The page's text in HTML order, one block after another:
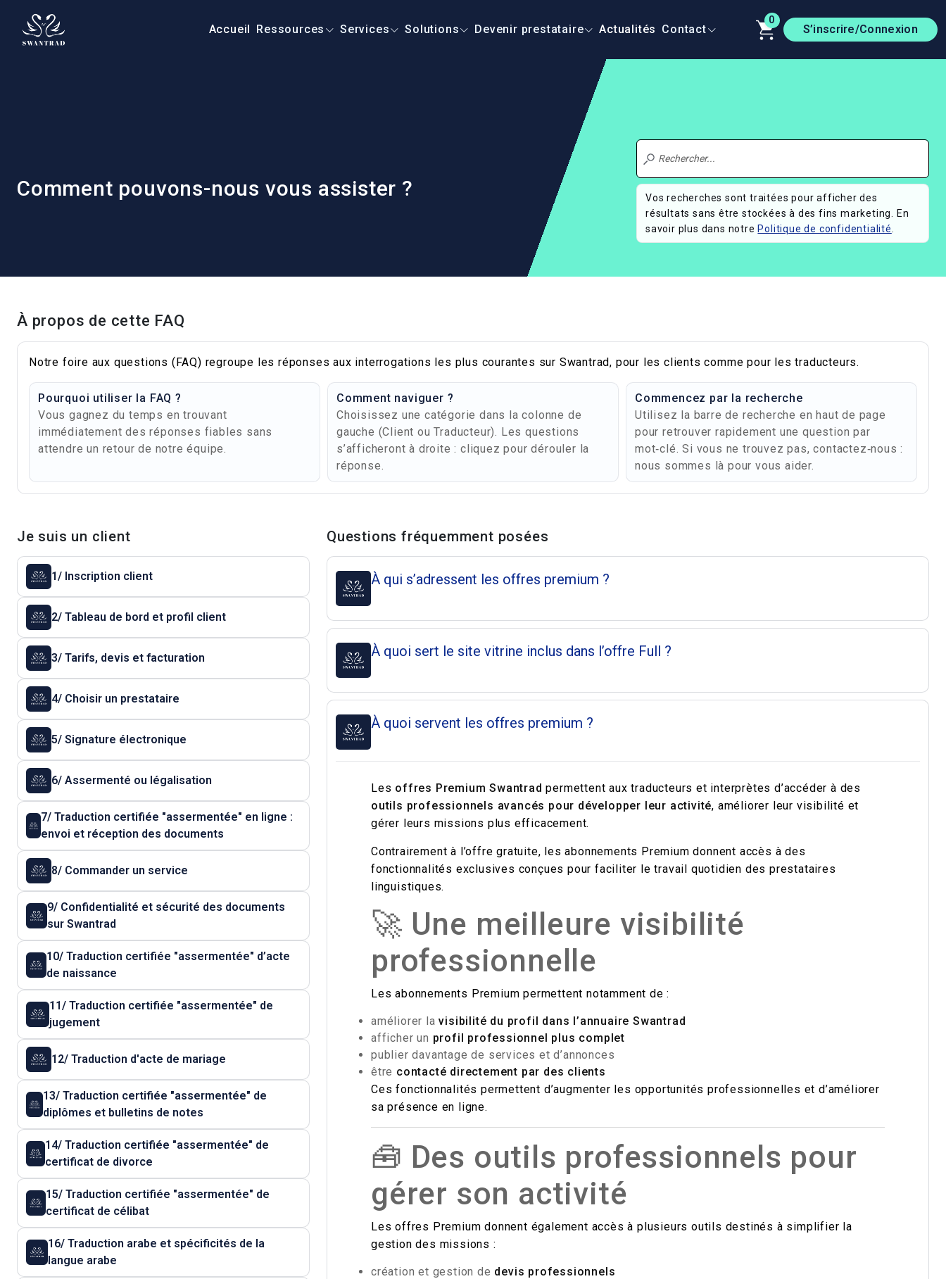
Accueil Ressources Services Solutions Devenir prestataire Actualités Contact
0
S’inscrire/Connexion
Comment pouvons-nous vous assister ?
Vos recherches sont traitées pour afficher des
résultats sans être stockées à des fins marketing. En
savoir plus dans notre Politique de confidentialité
À propos de cette FAQ
Notre foire aux questions (FAQ) regroupe les réponses aux interrogations les plus courantes sur Swantrad, pour les clients comme pour les traducteurs.
Pourquoi utiliser la FAQ ?
Vous gagnez du temps en trouvant
immédiatement des réponses fiables sans
attendre un retour de notre équipe.
Comment naviguer ?
Choisissez une catégorie dans la colonne de
gauche (Client ou Traducteur). Les questions
s’afficheront à droite : cliquez pour dérouler la
réponse.
Commencez par la recherche
Utilisez la barre de recherche en haut de page
pour retrouver rapidement une question par
mot‑clé. Si vous ne trouvez pas, contactez‑nous :
nous sommes là pour vous aider.
Je suis un client
1/ Inscription client
2/ Tableau de bord et profil client
3/ Tarifs, devis et facturation
4/ Choisir un prestataire
5/ Signature électronique
6/ Assermenté ou légalisation
7/ Traduction certifiée "assermentée" en ligne :
envoi et réception des documents
8/ Commander un service
9/ Confidentialité et sécurité des documents
sur Swantrad
10/ Traduction certifiée "assermentée" d’acte
de naissance
11/ Traduction certifiée "assermentée" de
jugement
12/ Traduction d'acte de mariage
13/ Traduction certifiée "assermentée" de
diplômes et bulletins de notes
14/ Traduction certifiée "assermentée" de
certificat de divorce
15/ Traduction certifiée "assermentée" de
certificat de célibat
16/ Traduction arabe et spécificités de la
langue arabe
Questions et réponses
Questions fréquemment posées
À qui s’adressent les offres premium ?
À quoi sert le site vitrine inclus dans l’offre Full ?
À quoi servent les offres premium ?
Les offres Premium Swantrad permettent aux traducteurs et interprètes d’accéder à des
outils professionnels avancés pour développer leur activité, améliorer leur visibilité et
gérer leurs missions plus efficacement.
Contrairement à l’offre gratuite, les abonnements Premium donnent accès à des
fonctionnalités exclusives conçues pour faciliter le travail quotidien des prestataires
linguistiques.
🚀 Une meilleure visibilité
professionnelle
Les abonnements Premium permettent notamment de :
améliorer lavisibilité du profil dans l’annuaire Swantrad
afficher un profil professionnel plus complet
publier davantage de services et d’annonces
être contacté directement par des clients
Ces fonctionnalités permettent d’augmenter les opportunités professionnelles et d’améliorer
sa présence en ligne.
🧰 Des outils professionnels pour
gérer son activité
Les offres Premium donnent également accès à plusieurs outils destinés à simplifier la
gestion des missions :
création et gestion de devis professionnels